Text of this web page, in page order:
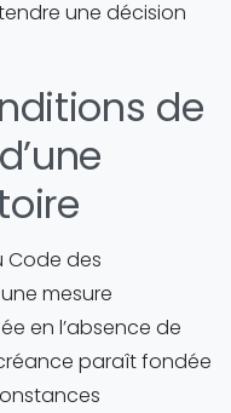
une décision
de
Code des
mesure
en l’absence de
paraît fondée